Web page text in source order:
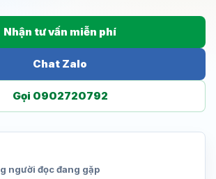
Nhận tư vấn miễn phí
Chat Zalo
Gọi 0902720792
người đọc đang gặp